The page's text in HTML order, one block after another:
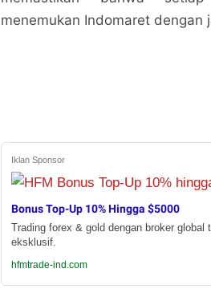
menemukan Indomaret dengan
Iklan Sponsor
Bonus Top-Up 10% Hingga $5000
Trading forex & gold dengan broker
eksklusif.
hfmtrade-ind.com